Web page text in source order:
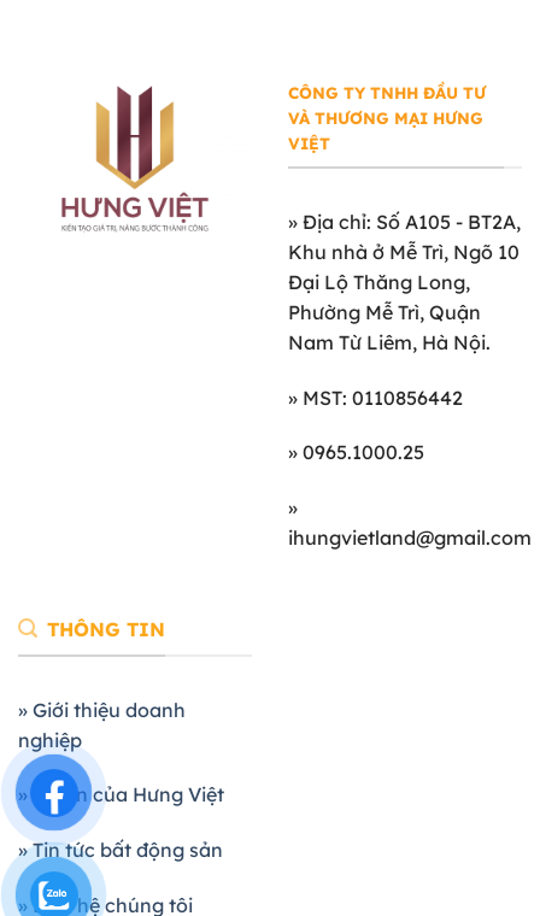
CÔNG TY TNHH ĐẦU TƯ
VÀ THƯƠNG MẠI HƯNG
VIỆT
» Địa chỉ: Số A105 - BT2A,
Khu nhà ở Mễ Trì, Ngõ 10
Đại Lộ Thăng Long,
Phường Mễ Trì, Quận
Nam Từ Liêm, Hà Nội.
» MST: 0110856442
» 0965.1000.25
»
ihungvietland@gmail.com
THÔNG TIN
» Giới thiệu doanh
nghiệp
» Dự án của Hưng Việt
» Tin tức bất động sản
» Liên hệ chúng tôi